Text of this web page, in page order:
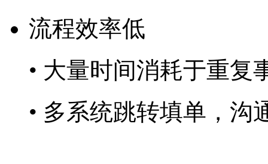
流程效率低
• 大量时间消耗于重复
• 多系统跳转填单，